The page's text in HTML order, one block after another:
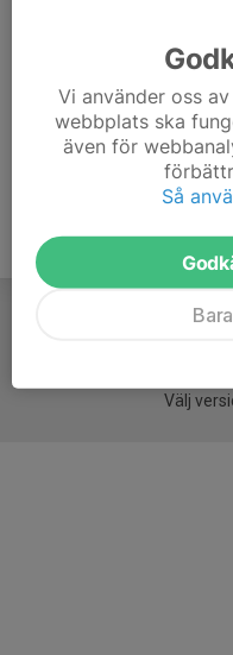
Välj
Vi använder oss
webbplats ska
även för
Så